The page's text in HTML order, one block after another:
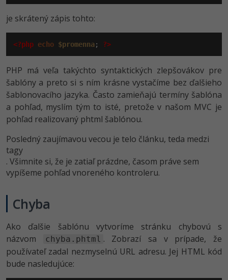
je skrátený zápis tohto:
<?php echo $promenna; ?>
PHP má veľa takýchto syntaktických zlepšovákov pre
šablóny a preto si s ním krásne vystačíme bez ďalšieho
šablonovacího jazyka. Často zamieňajú termíny šablóna
a pohľad, myslím tým to isté, pretože v našom MVC je
pohľad realizovaný phtml šablónou.
Posledný zaujímavou vecou je telo článku, teda medzi
tagy
. Všimnite si, že je zatiaľ prázdne, časom práve sem
vypíšeme pohľad vnoreného kontroleru.
Chyba
Ako ďalšie šablónu vytvoríme stránku chybovú s
názvom
chyba.phtml . Zobrazí sa v prípade, že
používateľ zadal nezmyselnú URL adresu. Jej HTML kód
bude nasledujúce: